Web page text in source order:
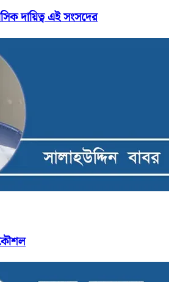
দায়িত্ব এই সংসদের
কৌশল